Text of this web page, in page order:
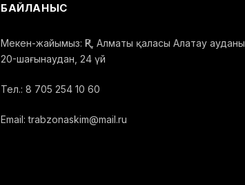
БАЙЛАНЫС
Мекен-жайымыз: ҚР, Алматы қаласы Алатау ауданы
20-шағынаудан, 24 үй
Тел.: 8 705 254 10 60
Email: trabzonaskim@mail.ru